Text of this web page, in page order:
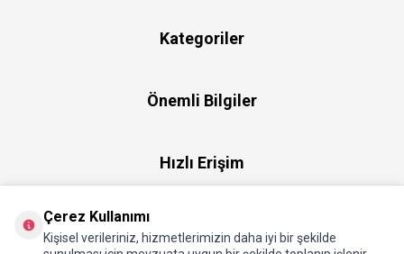
Kategoriler
Önemli Bilgiler
Hızlı Erişim
Çerez Kullanımı
Kişisel verileriniz, hizmetlerimizin daha iyi bir şekilde